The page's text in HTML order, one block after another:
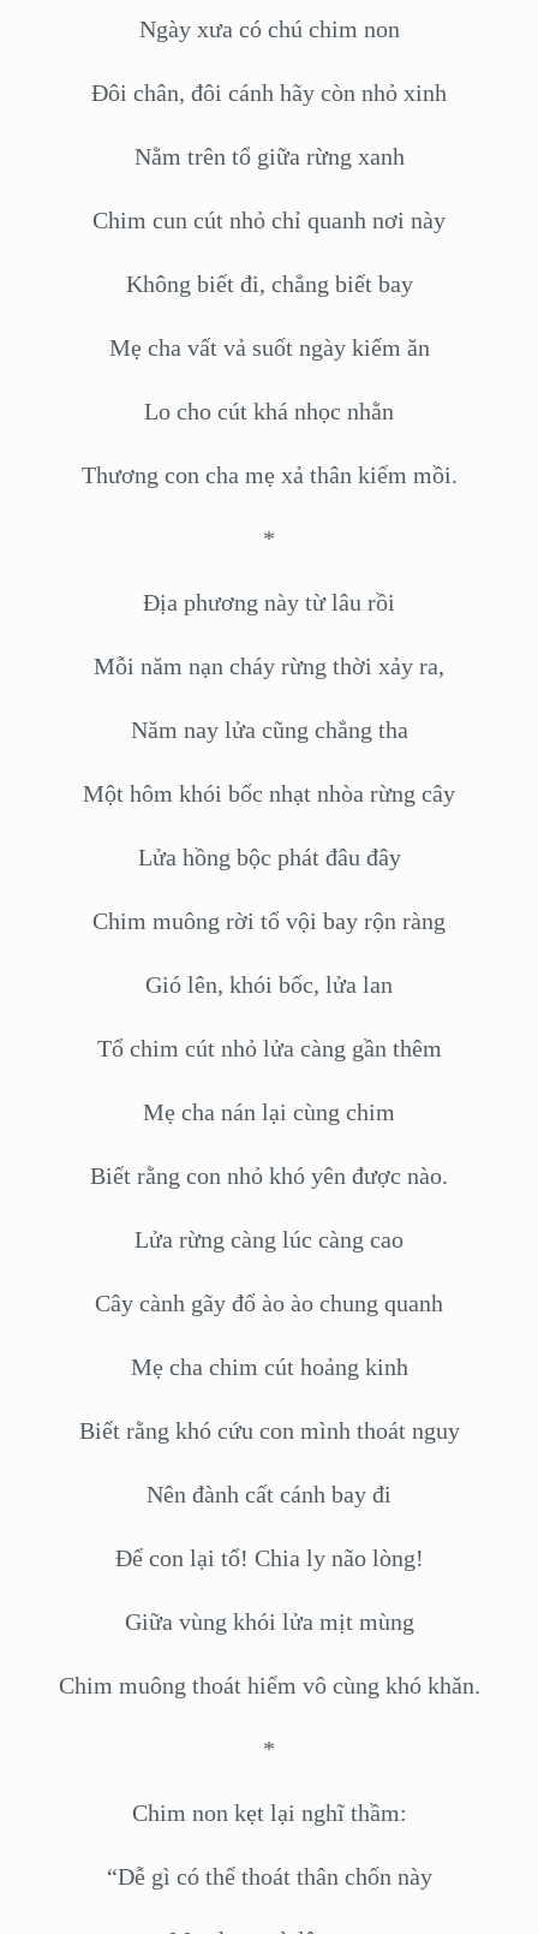
Ngày xưa có chú chim non
Đôi chân, đôi cánh hãy còn nhỏ xinh
Nằm trên tổ giữa rừng xanh
Chim cun cút nhỏ chỉ quanh nơi này
Không biết đi, chẳng biết bay
Mẹ cha vất vả suốt ngày kiếm ăn
Lo cho cút khá nhọc nhằn
Thương con cha mẹ xả thân kiếm mồi.
*
Địa phương này từ lâu rồi
Mỗi năm nạn cháy rừng thời xảy ra,
Năm nay lửa cũng chẳng tha
Một hôm khói bốc nhạt nhòa rừng cây
Lửa hồng bộc phát đâu đây
Chim muông rời tổ vội bay rộn ràng
Gió lên, khói bốc, lửa lan
Tổ chim cút nhỏ lửa càng gần thêm
Mẹ cha nán lại cùng chim
Biết rằng con nhỏ khó yên được nào.
Lửa rừng càng lúc càng cao
Cây cành gãy đổ ào ào chung quanh
Mẹ cha chim cút hoảng kinh
Biết rằng khó cứu con mình thoát nguy
Nên đành cất cánh bay đi
Để con lại tổ! Chia ly não lòng!
Giữa vùng khói lửa mịt mùng
Chim muông thoát hiểm vô cùng khó khăn.
*
Chim non kẹt lại nghĩ thầm:
“Dễ gì có thể thoát thân chốn này